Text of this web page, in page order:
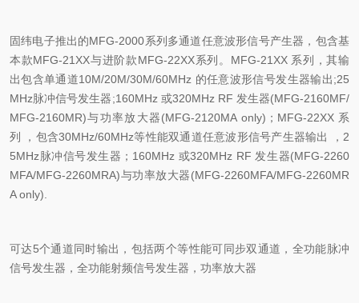
固纬电子推出的MFG-2000系列多通道任意波形信号产生器，包含基
本款MFG-21XX与进阶款MFG-22XX系列。 MFG-21XX 系列，其输
出包含单通道10M/20M/30M/60MHz 的任意波形信号发生器输出;25
MHz脉冲信号发生器;160MHz 或320MHz RF 发生器(MFG-2160MF/
MFG-2160MR)与功率放大器(MFG-2120MA only) ； MFG-22XX 系
列 ，包含30MHz/60MHz等性能双通道任意波形信号产生器输出 ， 2
5MHz 脉冲信号发生器； 160MHz 或320MHz RF 发生器(MFG-2260
MFA/MFG-2260MRA)与功率放大器(MFG-2260MFA/MFG-2260MR
A only).
可达5个通道同时输出，包括两个等性能可同步双通道，全功能脉冲
信号发生器，全功能射频信号发生器，功率放大器